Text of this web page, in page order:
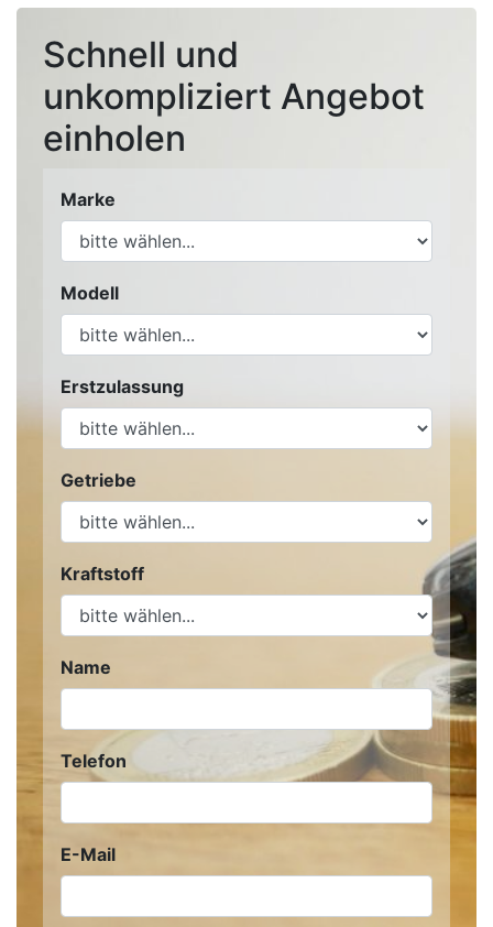
Schnell und
unkompliziert Angebot
einholen
Marke
Modell
Erstzulassung
Getriebe
Kraftstoff
Name
Telefon
E-Mail